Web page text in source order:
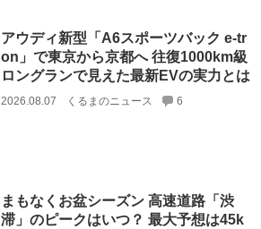
アウディ新型「A6スポーツバック e-tr
on」で東京から京都へ 往復1000km級
ロングランで見えた最新EVの実力とは
2026.08.07 くるまのニュース 6
まもなくお盆シーズン 高速道路「渋
滞」のピークはいつ？ 最大予想は45k